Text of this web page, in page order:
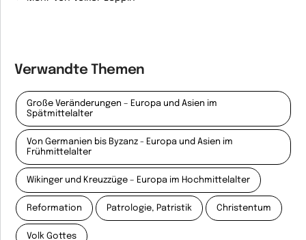
Verwandte Themen
Große Veränderungen – Europa und Asien im
Spätmittelalter
Von Germanien bis Byzanz - Europa und Asien im
Frühmittelalter
Wikinger und Kreuzzüge – Europa im Hochmittelalter
Reformation Patrologie, Patristik Christentum
Volk Gottes